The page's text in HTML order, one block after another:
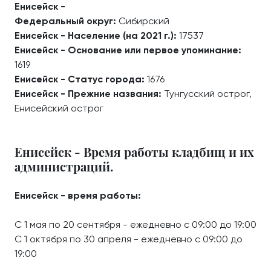
Енисейск -
Федеральный округ: Сибирский
Енисейск - Население (на 2021 г.): 17537
Енисейск - Основание или первое упоминание:
1619
Енисейск - Статус города: 1676
Енисейск - Прежние названия: Тунгусский острог,
Енисейский острог
Енисейск - Время работы кладбищ и их
администраций.
Енисейск - время работы:
С 1 мая по 20 сентября - ежедневно с 09:00 до 19:00
С 1 октября по 30 апреля - ежедневно с 09:00 до
19:00